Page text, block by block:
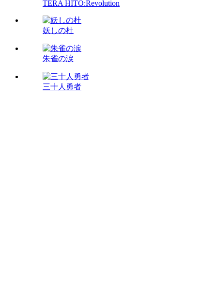
TERA HITO:Revolution
妖しの杜
朱雀の涙
三十人勇者